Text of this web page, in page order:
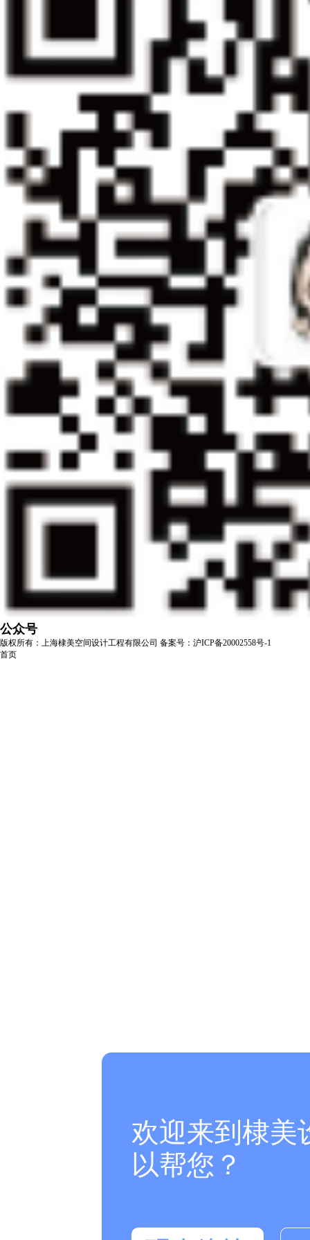
公众号
版权所有：上海棣美空间设计工程有限公司 备案号：沪ICP备20002558号-1
首页
欢迎来到棣美
以帮您？